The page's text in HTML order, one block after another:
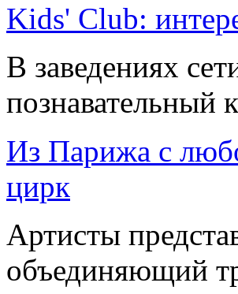
Kids' Club:
В заведениях
познавательный
Из Парижа с
цирк
Артисты
объединяющий